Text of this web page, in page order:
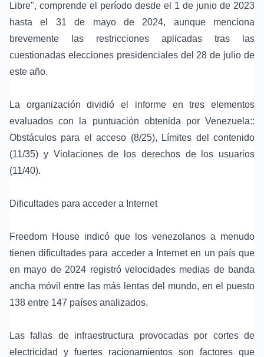
Libre", comprende el período desde el 1 de junio de 2023
hasta el 31 de mayo de 2024, aunque menciona
brevemente las restricciones aplicadas tras las
cuestionadas elecciones presidenciales del 28 de julio de
este año.
La organización dividió el informe en tres elementos
evaluados con la puntuación obtenida por Venezuela::
Obstáculos para el acceso (8/25), Límites del contenido
(11/35) y Violaciones de los derechos de los usuarios
(11/40).
Dificultades para acceder a Internet
Freedom House indicó que los venezolanos a menudo
tienen dificultades para acceder a Internet en un país que
en mayo de 2024 registró velocidades medias de banda
ancha móvil entre las más lentas del mundo, en el puesto
138 entre 147 países analizados.
Las fallas de infraestructura provocadas por cortes de
electricidad y fuertes racionamientos son factores que